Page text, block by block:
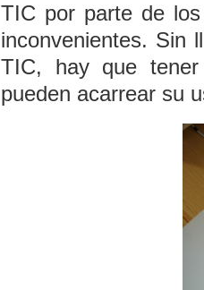
TIC por parte de
inconvenientes. Sin
TIC, hay que
pueden acarrear su